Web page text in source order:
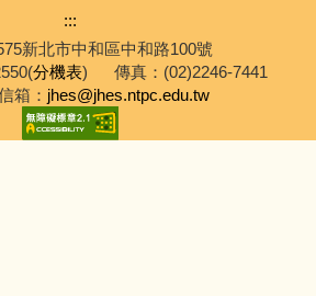
:::
新北市中和區中和路100號
分機表)
傳真：(02)2246-7441
箱： jhes@jhes.ntpc.edu.tw